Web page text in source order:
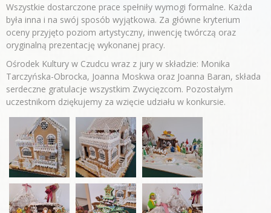
Wszystkie dostarczone prace spełniły wymogi formalne. Każda
była inna i na swój sposób wyjątkowa. Za główne kryterium
oceny przyjęto poziom artystyczny, inwencję twórczą oraz
oryginalną prezentację wykonanej pracy.
Ośrodek Kultury w Czudcu wraz z jury w składzie: Monika
Tarczyńska-Obrocka, Joanna Moskwa oraz Joanna Baran, składa
serdeczne gratulacje wszystkim Zwycięzcom. Pozostałym
uczestnikom dziękujemy za wzięcie udziału w konkursie.